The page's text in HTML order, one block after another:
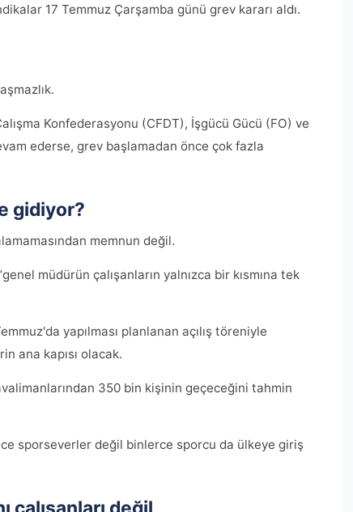
17 Temmuz Çarşamba günü grev kararı aldı.
Konfederasyonu (CFDT), İşgücü Gücü (FO) ve
ederse, grev başlamadan önce çok fazla
gidiyor?
memnun değil.
müdürün çalışanların yalnızca bir kısmına tek
yapılması planlanan açılış töreniyle
ana kapısı olacak.
350 bin kişinin geçeceğini tahmin
sporseverler değil binlerce sporcu da ülkeye giriş